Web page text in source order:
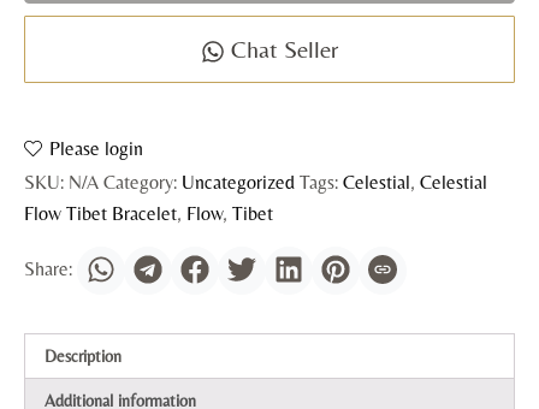
Chat Seller
Please login
SKU: N/A Category: Uncategorized Tags: Celestial, Celestial
Flow Tibet Bracelet, Flow, Tibet
Description
Additional information